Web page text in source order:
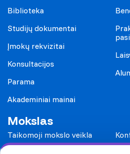
Biblioteka
Studijų dokumentai
Įmokų rekvizitai
Konsultacijos
Parama
Akademiniai mainai
Mokslas
Taikomoji mokslo veikla